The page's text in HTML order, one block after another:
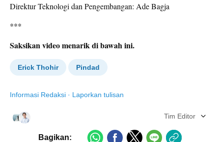
Direktur Teknologi dan Pengembangan: Ade Bagja
***
Saksikan video menarik di bawah ini.
Erick Thohir Pindad
Informasi Redaksi · Laporkan tulisan
Tim Editor
Bagikan: